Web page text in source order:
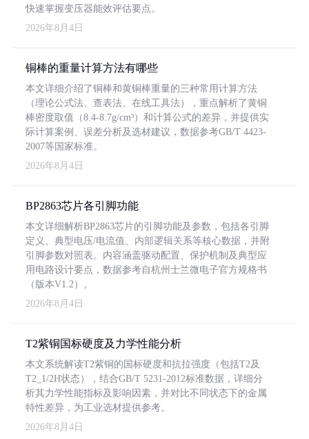
快速掌握变压器能效评估要点。
2026年8月4日
铜棒的重量计算方法有哪些
本文详细介绍了铜棒和黄铜棒重量的三种常用计算方法
（理论公式法、查表法、在线工具法），重点解析了黄铜
棒密度取值（8.4-8.7g/cm³）和计算公式的差异，并提供实
际计算案例、误差分析及选材建议，数据参考GB/T 4423-
2007等国家标准。
2026年8月4日
BP2863芯片各引脚功能
本文详细解析BP2863芯片的引脚功能及参数，包括各引脚
定义、典型电压/电流值、内部逻辑关系等核心数据，并附
引脚参数对照表。内容涵盖驱动配置、保护机制及典型应
用电路设计要点，数据参考自杭州士兰微电子官方规格书
（版本V1.2）。
2026年8月4日
T2紫铜国标硬度及力学性能分析
本文系统解读T2紫铜的国标硬度和抗拉强度（包括T2及
T2_1/2H状态），结合GB/T 5231-2012标准数据，详细分
析其力学性能指标及影响因素，并对比不同状态下的金属
特性差异，为工业选材提供参考。
2026年8月4日